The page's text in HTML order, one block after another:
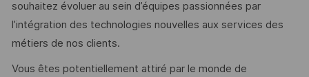
souhaitez évoluer au sein d’équipes passionnées par
l’intégration des technologies nouvelles aux services des
métiers de nos clients.
Vous êtes potentiellement attiré par le monde de